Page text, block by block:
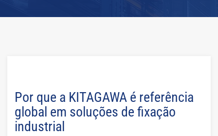
Por que a KITAGAWA é referência
global em soluções de fixação
industrial